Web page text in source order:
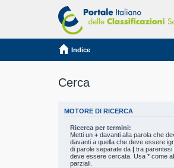
Indice
Cerca
MOTORE DI RICERCA
Ricerca per termini:
Metti un+ davanti alla parola che
davanti a quella che deve essere
di parole separate da
tra parentesi
deve essere cercata. Usa * come
parziali.